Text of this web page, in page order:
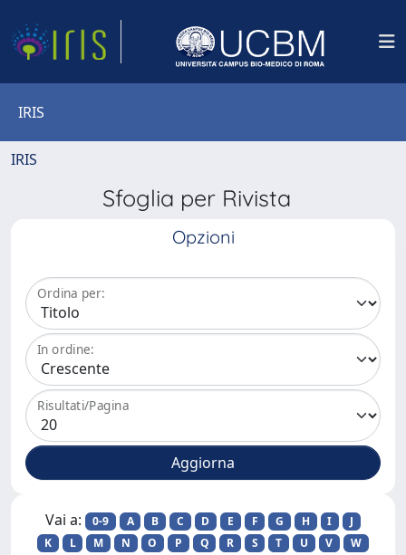
IRIS
IRIS
Sfoglia per Rivista
Opzioni
Ordina per:
In ordine:
Risultati/Pagina
Vai a: 0-9 A B C D E F G H I
J
K
L M N O P Q R S T U V
W